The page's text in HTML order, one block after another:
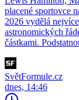
placené sportovce
2026 vydělá
astronomických
částkami.
SvětFormule.cz
dnes, 14:46